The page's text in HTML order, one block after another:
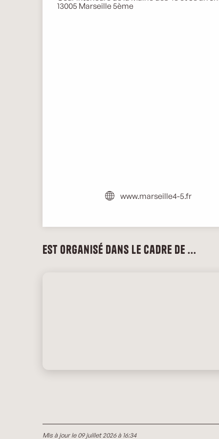
13005 Marseille 5ème
www.marseille4-5.fr
Est organisé dans le cadre de ...
Mis à jour le 09 juillet 2026 à 16:34